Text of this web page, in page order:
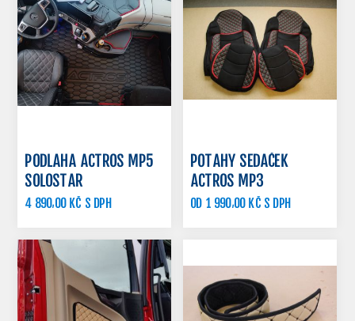
PODLAHA ACTROS MP5
SOLOSTAR
4 890,00 KČ S DPH
POTAHY SEDAČEK
ACTROS MP3
OD 1 990,00 KČ S DPH